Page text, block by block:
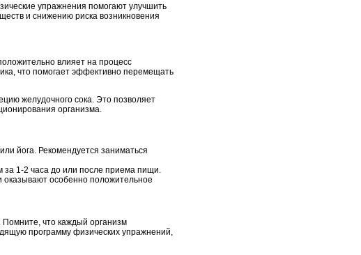
упражнения помогают улучшить
и снижению риска возникновения
влияет на процесс
что помогает эффективно перемещать
желудочного сока. Это позволяет
организма.
йога. Рекомендуется заниматься
за 1-2 часа до или после приема пищи.
особенно положительное
Помните, что каждый организм
программу физических упражнений,